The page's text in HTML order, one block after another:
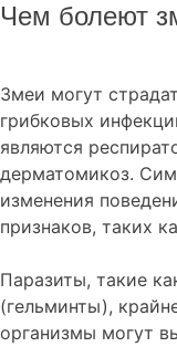
Чем болеют
Змеи могут
грибковых
являются
дерматомикоз.
изменения
признаков, таких
Паразиты, такие
(гельминты),
организмы могут